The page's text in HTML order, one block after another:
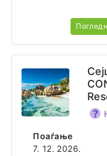
Поаѓање
7. 12. 2026.